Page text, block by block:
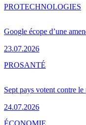
Google écope d’une
23.07.2026
PROTECHNOLOGIES
Sept pays votent contre
24.07.2026
PROSANTÉ
ÉCONOMIE